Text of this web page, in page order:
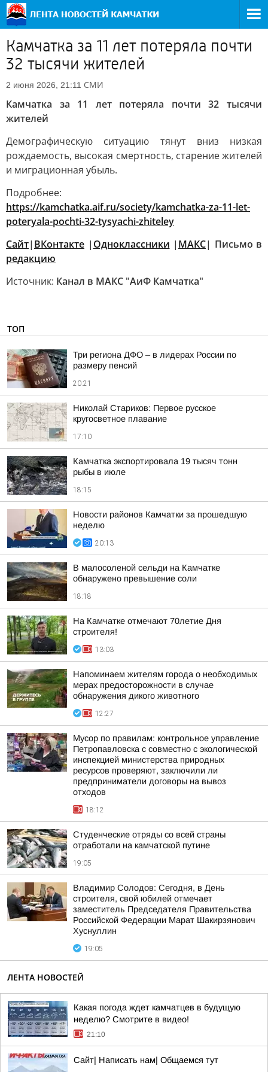
Камчатка за 11 лет потеряла почти
32 тысячи жителей
2 июня 2026, 21:11 СМИ
Камчатка за 11 лет потеряла почти 32 тысячи
жителей
Демографическую ситуацию тянут вниз низкая
рождаемость, высокая смертность, старение жителей
и миграционная убыль.
Подробнее:
https://kamchatka.aif.ru/society/kamchatka-za-11-let-
poteryala-pochti-32-tysyachi-zhiteley
Сайт| ВКонтакте | Одноклассники | MАКС| Письмо в
редакцию
Источник: Канал в МАКС "АиФ Камчатка"
ТОП
Три региона ДФО – в лидерах России по
размеру пенсий
20:21
Николай Стариков: Первое русское
кругосветное плавание
17:10
Камчатка экспортировала 19 тысяч тонн
рыбы в июле
18:15
Новости районов Камчатки за прошедшую
неделю
20:13
В малосоленой сельди на Камчатке
обнаружено превышение соли
18:18
На Камчатке отмечают 70летие Дня
строителя!
13:03
Напоминаем жителям города о необходимых
мерах предосторожности в случае
обнаружения дикого животного
12:27
Мусор по правилам: контрольное управление
Петропавловска с совместно с экологической
инспекцией министерства природных
ресурсов проверяют, заключили ли
предприниматели договоры на вывоз
отходов
18:12
Студенческие отряды со всей страны
отработали на камчатской путине
19:05
Владимир Солодов: Сегодня, в День
строителя, свой юбилей отмечает
заместитель Председателя Правительства
Российской Федерации Марат Шакирзянович
Хуснуллин
19:05
ЛЕНТА НОВОСТЕЙ
Какая погода ждет камчатцев в будущую
неделю? Cмотрите в видео!
21:10
Сайт| Написать нам| Общаемся тут